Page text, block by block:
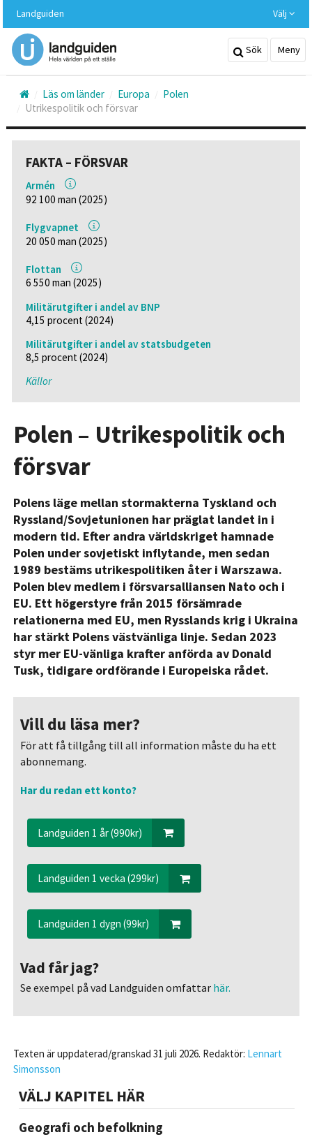
huvudinnehållet
Landguiden Välj
Sök Meny
Läs om länder Europa
Polen
Utrikespolitik och försvar
FAKTA – FÖRSVAR
Armén
92 100 man (2025)
Flygvapnet
20 050 man (2025)
Flottan
6 550 man (2025)
Militärutgifter i andel av BNP
4,15 procent (2024)
Militärutgifter i andel av statsbudgeten
8,5 procent (2024)
Källor
Polen – Utrikespolitik och
försvar
Polens läge mellan stormakterna Tyskland och
Ryssland/Sovjetunionen har präglat landet in i
modern tid. Efter andra världskriget hamnade
Polen under sovjetiskt inflytande, men sedan
1989 bestäms utrikespolitiken åter i Warszawa.
Polen blev medlem i försvarsalliansen Nato och i
EU. Ett högerstyre från 2015 försämrade
relationerna med EU, men Rysslands krig i Ukraina
har stärkt Polens västvänliga linje. Sedan 2023
styr mer EU-vänliga krafter anförda av Donald
Tusk, tidigare ordförande i Europeiska rådet.
Vill du läsa mer?
För att få tillgång till all information måste du ha ett
abonnemang.
Har du redan ett konto?
Landguiden 1 år (990kr)
Landguiden 1 vecka (299kr)
Landguiden 1 dygn (99kr)
Vad får jag?
Se exempel på vad Landguiden omfattarhär.
Texten är uppdaterad/granskad 31 juli 2026. Redaktör: Lennart
Simonsson
VÄLJ KAPITEL HÄR
Geografi och befolkning